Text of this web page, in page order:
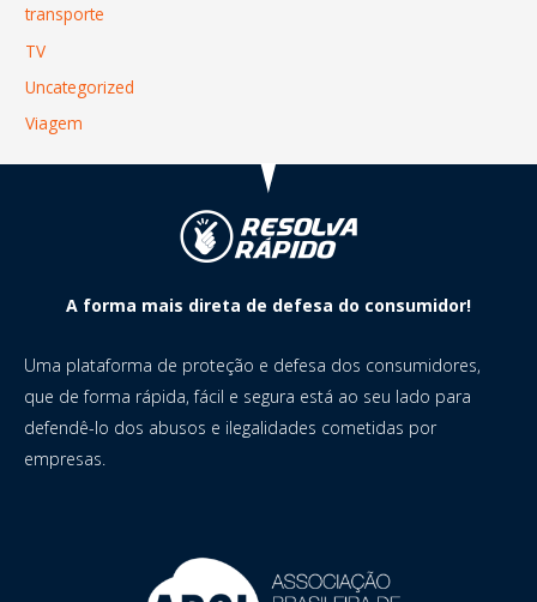
transporte
TV
Uncategorized
Viagem
A forma mais direta de defesa do consumidor!
Uma plataforma de proteção e defesa dos consumidores,
que de forma rápida, fácil e segura está ao seu lado para
defendê-lo dos abusos e ilegalidades cometidas por
empresas.